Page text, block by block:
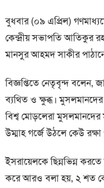
বুধবার (০৯ এপ্রিল)
কেন্দ্রীয় সভাপতি আতিকুর
মানসুর আহমদ সাকীর
বিজ্ঞপ্তিতে নেতৃবৃন্দ বলেন,
ব্যথিত ও ক্ষুব্ধ।
বিশ্ব মোড়লেরা
উম্মাহ গর্জে উঠলে কেউ রক্ষা
ইসরায়েলকে ছিন্নভিন্ন করতে
করে আরও বলা হয়, ২ শত